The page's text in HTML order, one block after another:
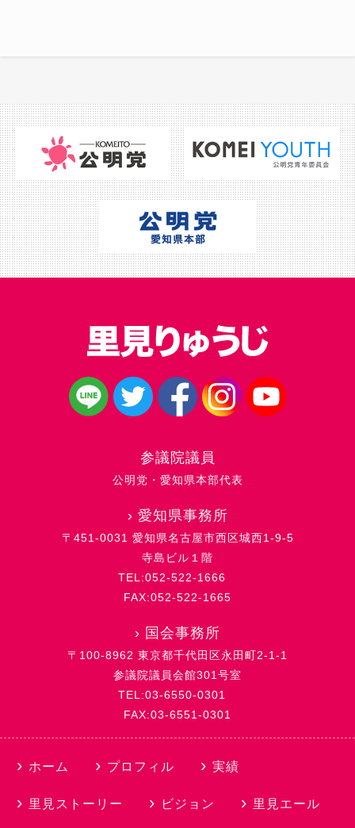
参議院議員
公明党・愛知県本部代表
› 愛知県事務所
〒451-0031 愛知県名古屋市西区城西1-9-5
寺島ビル１階
TEL:052-522-1666
FAX:052-522-1665
› 国会事務所
〒100-8962 東京都千代田区永田町2-1-1
参議院議員会館301号室
TEL:03-6550-0301
FAX:03-6551-0301
ホーム プロフィル 実績
里見ストーリー ビジョン 里見エール